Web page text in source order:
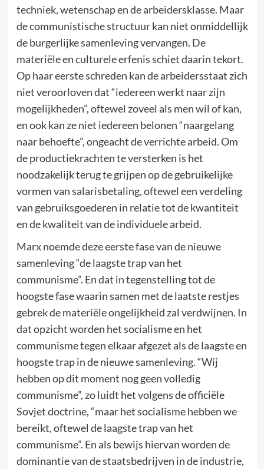
techniek, wetenschap en de arbeidersklasse. Maar
de communistische structuur kan niet onmiddellijk
de burgerlijke samenleving vervangen. De
materiële en culturele erfenis schiet daarin tekort.
Op haar eerste schreden kan de arbeidersstaat zich
niet veroorloven dat “iedereen werkt naar zijn
mogelijkheden”, oftewel zoveel als men wil of kan,
en ook kan ze niet iedereen belonen “naargelang
naar behoefte”, ongeacht de verrichte arbeid. Om
de productiekrachten te versterken is het
noodzakelijk terug te grijpen op de gebruikelijke
vormen van salarisbetaling, oftewel een verdeling
van gebruiksgoederen in relatie tot de kwantiteit
en de kwaliteit van de individuele arbeid.
Marx noemde deze eerste fase van de nieuwe
samenleving “de laagste trap van het
communisme”. En dat in tegenstelling tot de
hoogste fase waarin samen met de laatste restjes
gebrek de materiële ongelijkheid zal verdwijnen. In
dat opzicht worden het socialisme en het
communisme tegen elkaar afgezet als de laagste en
hoogste trap in de nieuwe samenleving. “Wij
hebben op dit moment nog geen volledig
communisme”, zo luidt het volgens de officiële
Sovjet doctrine, “maar het socialisme hebben we
bereikt, oftewel de laagste trap van het
communisme”. En als bewijs hiervan worden de
dominantie van de staatsbedrijven in de industrie,